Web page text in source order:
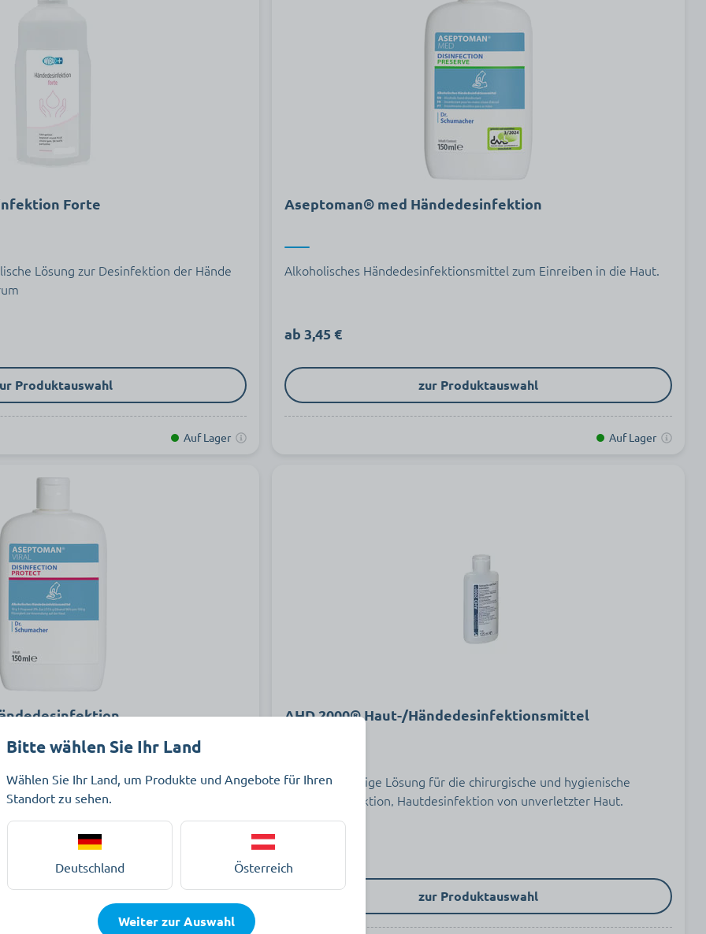
Forte
Lösung zur Desinfektion der Hände
Produktauswahl
Auf Lager
Aseptoman® med Händedesinfektion
Alkoholisches Händedesinfektionsmittel zum Einreiben in die Haut.
ab 3,45 €
zur Produktauswahl
Auf Lager
zur hygienischen und
AHD 2000® Haut-/Händedesinfektionsmittel
Gebrauchsfertige Lösung für die chirurgische und hygienische
Händedesinfektion, Hautdesinfektion von unverletzter Haut.
zur Produktauswahl
Bitte wählen Sie Ihr Land
Wählen Sie Ihr Land, um Produkte und Angebote für Ihren
Standort zu sehen.
Deutschland Österreich
Weiter zur Auswahl